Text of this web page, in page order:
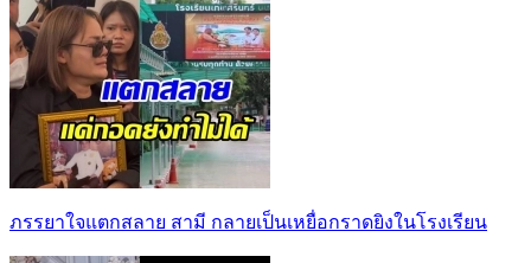
ภรรยาใจแตกสลาย สามี กลายเป็นเหยื่อกราดยิงในโรงเรียน